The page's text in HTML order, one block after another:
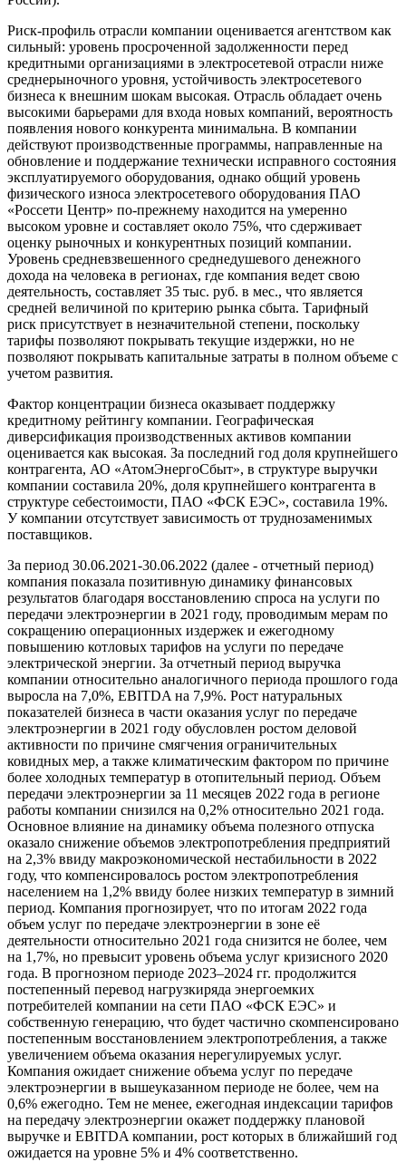
Риск-профиль отрасли компании оценивается агентством как
сильный: уровень просроченной задолженности перед
кредитными организациями в электросетевой отрасли ниже
среднерыночного уровня, устойчивость электросетевого
бизнеса к внешним шокам высокая. Отрасль обладает очень
высокими барьерами для входа новых компаний, вероятность
появления нового конкурента минимальна. В компании
действуют производственные программы, направленные на
обновление и поддержание технически исправного состояния
эксплуатируемого оборудования, однако общий уровень
физического износа электросетевого оборудования ПАО
«Россети Центр» по-прежнему находится на умеренно
высоком уровне и составляет около 75%, что сдерживает
оценку рыночных и конкурентных позиций компании.
Уровень средневзвешенного среднедушевого денежного
дохода на человека в регионах, где компания ведет свою
деятельность, составляет 35 тыс. руб. в мес., что является
средней величиной по критерию рынка сбыта. Тарифный
риск присутствует в незначительной степени, поскольку
тарифы позволяют покрывать текущие издержки, но не
позволяют покрывать капитальные затраты в полном объеме с
учетом развития.
Фактор концентрации бизнеса оказывает поддержку
кредитному рейтингу компании. Географическая
диверсификация производственных активов компании
оценивается как высокая. За последний год доля крупнейшего
контрагента, АО «АтомЭнергоСбыт», в структуре выручки
компании составила 20%, доля крупнейшего контрагента в
структуре себестоимости, ПАО «ФСК ЕЭС», составила 19%.
У компании отсутствует зависимость от труднозаменимых
поставщиков.
За период 30.06.2021-30.06.2022 (далее - отчетный период)
компания показала позитивную динамику финансовых
результатов благодаря восстановлению спроса на услуги по
передачи электроэнергии в 2021 году, проводимым мерам по
сокращению операционных издержек и ежегодному
повышению котловых тарифов на услуги по передаче
электрической энергии. За отчетный период выручка
компании относительно аналогичного периода прошлого года
выросла на 7,0%, EBITDA на 7,9%. Рост натуральных
показателей бизнеса в части оказания услуг по передаче
электроэнергии в 2021 году обусловлен ростом деловой
активности по причине смягчения ограничительных
ковидных мер, а также климатическим фактором по причине
более холодных температур в отопительный период. Объем
передачи электроэнергии за 11 месяцев 2022 года в регионе
работы компании снизился на 0,2% относительно 2021 года.
Основное влияние на динамику объема полезного отпуска
оказало снижение объемов электропотребления предприятий
на 2,3% ввиду макроэкономической нестабильности в 2022
году, что компенсировалось ростом электропотребления
населением на 1,2% ввиду более низких температур в зимний
период. Компания прогнозирует, что по итогам 2022 года
объем услуг по передаче электроэнергии в зоне её
деятельности относительно 2021 года снизится не более, чем
на 1,7%, но превысит уровень объема услуг кризисного 2020
года. В прогнозном периоде 2023–2024 гг. продолжится
постепенный перевод нагрузкиряда энергоемких
потребителей компании на сети ПАО «ФСК ЕЭС» и
собственную генерацию, что будет частично скомпенсировано
постепенным восстановлением электропотребления, а также
увеличением объема оказания нерегулируемых услуг.
Компания ожидает снижение объема услуг по передаче
электроэнергии в вышеуказанном периоде не более, чем на
0,6% ежегодно. Тем не менее, ежегодная индексации тарифов
на передачу электроэнергии окажет поддержку плановой
выручке и EBITDA компании, рост которых в ближайший год
ожидается на уровне 5% и 4% соответственно.